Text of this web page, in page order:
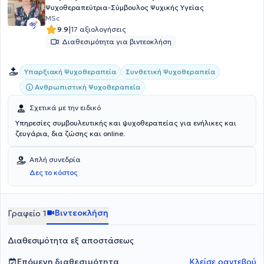
θεραπεύτριας αναλαμβάνει περιστατικά γενικευμένου άγχους,
διαταραχής πανικού, αϋπνίες, φοβίες, κατάθλιψης,
ιδεοψυχαναγκασμών, πένθους, εξαρτήσεων, προβλημάτων
αυτοεκτίμησης, ψυχοσωματικών θεμάτων, προβλημάτων στον
αντιμετωπίζονται θέματα που αφορούν στη σχέση του ζευγαριού.
Ψυχοθεραπεύτρια-Σύμβουλος Ψυχικής Υγείας
MSc
9.9|17 αξιολογήσεις
Διαθεσιμότητα για βιντεοκλήση
Υπαρξιακή Ψυχοθεραπεία
Συνθετική Ψυχοθεραπεία
Ανθρωπιστική Ψυχοθεραπεία
Σχετικά με την ειδικό
Υπηρεσίες συμβουλευτικής και ψυχοθεραπείας για ενήλικες και
ζευγάρια, δια ζώσης και online.
Απλή συνεδρία
Δες το κόστος
Γραφείο 1 Βιντεοκλήση
Διαθεσιμότητα εξ αποστάσεως
Επόμενη διαθεσιμότητα
Κλείσε ραντεβού